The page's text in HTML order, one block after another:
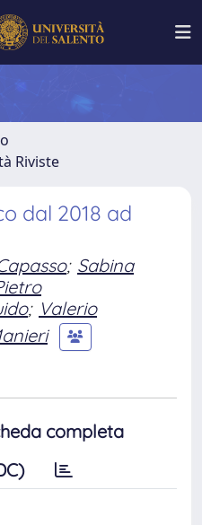
Riviste
dal 2018 ad
; Sabina
; Valerio
completa